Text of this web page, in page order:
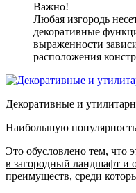
Важно!
Любая изгородь
декоративные
выраженности
расположения
Декоративные и
Наибольшую
Это обусловлено тем, что
в загородный ландшафт и
преимуществ, среди